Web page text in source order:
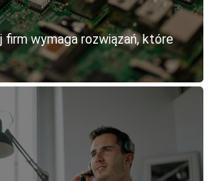
firm wymaga rozwiązań, które